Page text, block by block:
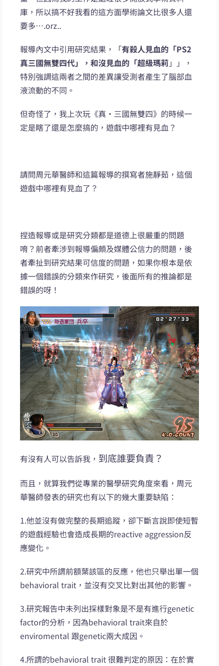
庫，所以搞不好我看的這方面學術論文比很多人還
要多….orz..
報導內文中引用研究結果，「有殺人見血的「PS2
真三國無雙四代」，和沒見血的「超級瑪莉」」，
特別強調這兩者之間的差異讓受測者產生了腦部血
液流動的不同。
但奇怪了，我上次玩《真‧三國無雙四》的時候一
定是瞎了還是怎麼搞的，遊戲中哪裡有見血？
請問周元華醫師和這篇報導的撰寫者施靜茹，這個
遊戲中哪裡有見血了？
捏造報導或是研究分類都是道德上很嚴重的問題
唷？前者牽涉到報導偏頗及媒體公信力的問題，後
者牽扯到研究結果可信度的問題，如果你根本是依
據一個錯誤的分類來作研究，後面所有的推論都是
錯誤的呀！
有沒有人可以告訴我， 到底誰要負責？
而且，就算我們從專業的醫學研究角度來看，周元
華醫師發表的研究也有以下的幾大重要缺陷：
1.他並沒有做完整的長期追蹤，卻下斷言說即使短暫
的遊戲經驗也會造成長期的reactive aggression反
應變化。
2.研究中所謂前額葉該區的反應，他也只舉出單一個
behavioral trait，並沒有交叉比對出其他的影響。
3.研究報告中未列出採樣對象是不是有進行genetic
factor的分析，因為behavioral trait來自於
enviromental 跟genetic兩大成因。
4.所謂的behavioral trait 很難判定的原因：在於實